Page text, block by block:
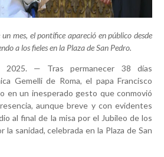
mes, el pontífice apareció en público desde
a los fieles en la Plaza de San Pedro.
— Tras permanecer 38 días
Gemelli de Roma, el papa Francisco
en un inesperado gesto que conmovió
aunque breve y con evidentes
al final de la misa por el Jubileo de los
la sanidad, celebrada en la Plaza de San